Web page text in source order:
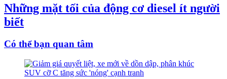
Những mặt tối của động cơ diesel ít người
biết
Có thể bạn quan tâm